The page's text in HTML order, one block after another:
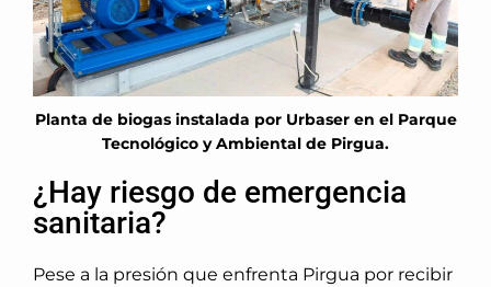
Planta de biogas instalada por Urbaser en el Parque
Tecnológico y Ambiental de Pirgua.
¿Hay riesgo de emergencia
sanitaria?
Pese a la presión que enfrenta Pirgua por recibir